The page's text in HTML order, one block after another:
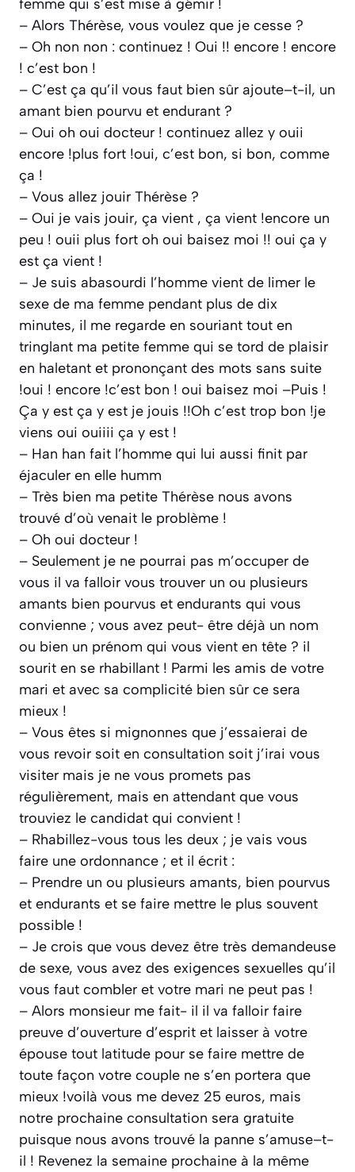
femme qui s’est mise à gémir !
– Alors Thérèse, vous voulez que je cesse ?
– Oh non non : continuez ! Oui !! encore ! encore
! c’est bon !
– C’est ça qu’il vous faut bien sûr ajoute–t-il, un
amant bien pourvu et endurant ?
– Oui oh oui docteur ! continuez allez y ouii
encore !plus fort !oui, c’est bon, si bon, comme
ça !
– Vous allez jouir Thérèse ?
– Oui je vais jouir, ça vient , ça vient !encore un
peu ! ouii plus fort oh oui baisez moi !! oui ça y
est ça vient !
– Je suis abasourdi l’homme vient de limer le
sexe de ma femme pendant plus de dix
minutes, il me regarde en souriant tout en
tringlant ma petite femme qui se tord de plaisir
en haletant et prononçant des mots sans suite
!oui ! encore !c’est bon ! oui baisez moi –Puis !
Ça y est ça y est je jouis !!Oh c’est trop bon !je
viens oui ouiiii ça y est !
– Han han fait l’homme qui lui aussi finit par
éjaculer en elle humm
– Très bien ma petite Thérèse nous avons
trouvé d’où venait le problème !
– Oh oui docteur !
– Seulement je ne pourrai pas m’occuper de
vous il va falloir vous trouver un ou plusieurs
amants bien pourvus et endurants qui vous
convienne ; vous avez peut- être déjà un nom
ou bien un prénom qui vous vient en tête ? il
sourit en se rhabillant ! Parmi les amis de votre
mari et avec sa complicité bien sûr ce sera
mieux !
– Vous êtes si mignonnes que j’essaierai de
vous revoir soit en consultation soit j’irai vous
visiter mais je ne vous promets pas
régulièrement, mais en attendant que vous
trouviez le candidat qui convient !
– Rhabillez-vous tous les deux ; je vais vous
faire une ordonnance ; et il écrit :
– Prendre un ou plusieurs amants, bien pourvus
et endurants et se faire mettre le plus souvent
possible !
– Je crois que vous devez être très demandeuse
de sexe, vous avez des exigences sexuelles qu’il
vous faut combler et votre mari ne peut pas !
– Alors monsieur me fait- il il va falloir faire
preuve d’ouverture d’esprit et laisser à votre
épouse tout latitude pour se faire mettre de
toute façon votre couple ne s’en portera que
mieux !voilà vous me devez 25 euros, mais
notre prochaine consultation sera gratuite
puisque nous avons trouvé la panne s’amuse–t-
il ! Revenez la semaine prochaine à la même